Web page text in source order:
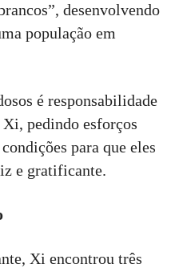
desenvolvendo
população em
é responsabilidade
Xi, pedindo esforços
para que eles
e gratificante.
Xi encontrou três